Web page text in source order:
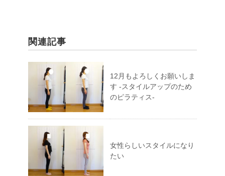
関連記事
12月もよろしくお願いしま
す -スタイルアップのため
のピラティス-
女性らしいスタイルになり
たい